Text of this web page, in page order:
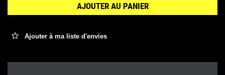
AJOUTER AU PANIER
Ajouter à ma liste d'envies